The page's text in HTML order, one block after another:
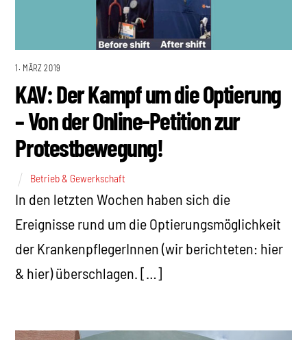
1. MÄRZ 2019
KAV: Der Kampf um die Optierung
– Von der Online-Petition zur
Protestbewegung!
Betrieb & Gewerkschaft
In den letzten Wochen haben sich die
Ereignisse rund um die Optierungsmöglichkeit
der KrankenpflegerInnen (wir berichteten: hier
& hier) überschlagen. […]